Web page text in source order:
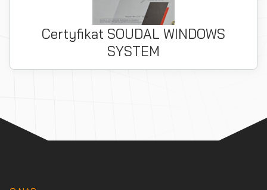
Certyfikat SOUDAL WINDOWS
SYSTEM